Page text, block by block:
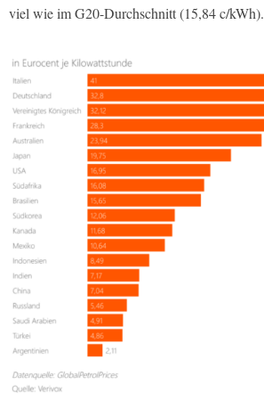
viel wie im G20-Durchschnitt (15,84 c/kWh).